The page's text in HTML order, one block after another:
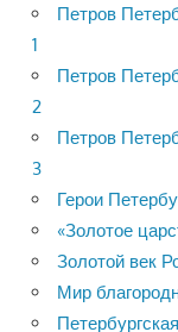
Петров
1
Петров
2
Петров
3
Герои
«Золотое
Золотой век
Мир